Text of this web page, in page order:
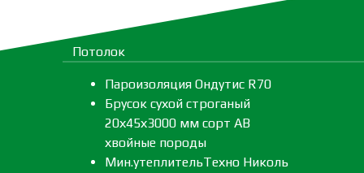
Потолок
Пароизоляция Ондутис R70
Брусок сухой строганый
20х45х3000 мм сорт АВ
хвойные породы
Мин.утеплительТехно Николь